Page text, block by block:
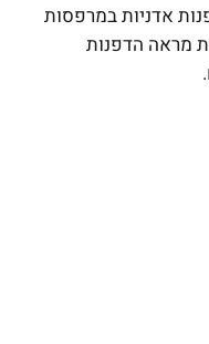
אדניות במרפסות
מראה הדפנות